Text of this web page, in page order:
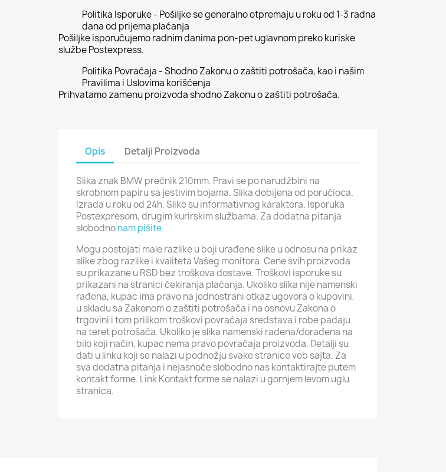
Politika Isporuke - Pošiljke se generalno otpremaju u roku od 1-3 radna
dana od prijema plaćanja
Pošiljke isporučujemo radnim danima pon-pet uglavnom preko kuriske
službe Postexpress.
Politika Povraćaja - Shodno Zakonu o zaštiti potrošača, kao i našim
Pravilima i Uslovima korišćenja
Prihvatamo zamenu proizvoda shodno Zakonu o zaštiti potrošača.
Opis Detalji Proizvoda
Slika znak BMW prečnik 210mm. Pravi se po narudžbini na
skrobnom papiru sa jestivim bojama. Slika dobijena od poručioca.
Izrada u roku od 24h. Slike su informativnog karaktera. Isporuka
Postexpresom, drugim kurirskim službama. Za dodatna pitanja
slobodnonam pišite.
Mogu postojati male razlike u boji urađene slike u odnosu na prikaz
slike zbog razlike i kvaliteta Vašeg monitora. Cene svih proizvoda
su prikazane u RSD bez troškova dostave. Troškovi isporuke su
prikazani na stranici čekiranja plaćanja. Ukoliko slika nije namenski
rađena, kupac ima pravo na jednostrani otkaz ugovora o kupovini,
u skladu sa Zakonom o zaštiti potrošača i na osnovu Zakona o
trgovini i tom prilikom troškovi povraćaja sredstava i robe padaju
na teret potrošača. Ukoliko je slika namenski rađena/dorađena na
bilo koji način, kupac nema pravo povraćaja proizvoda. Detalji su
dati u linku koji se nalazi u podnožju svake stranice veb sajta. Za
sva dodatna pitanja i nejasnoće slobodno nas kontaktirajte putem
kontakt forme. Link Kontakt forme se nalazi u gornjem levom uglu
stranica.